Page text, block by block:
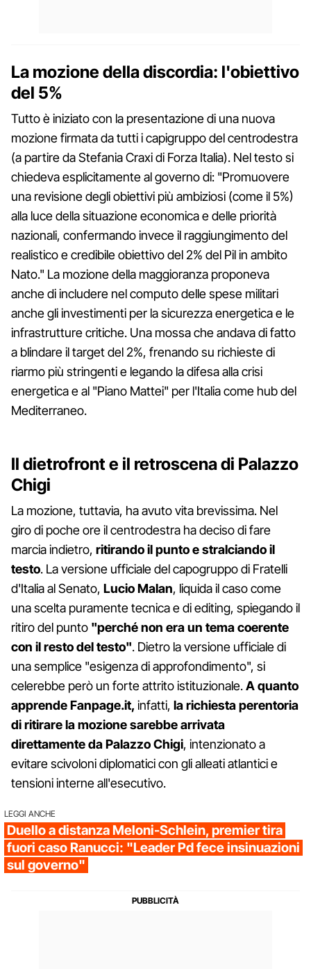
La mozione della discordia: l'obiettivo
del 5%
Tutto è iniziato con la presentazione di una nuova
mozione firmata da tutti i capigruppo del centrodestra
(a partire da Stefania Craxi di Forza Italia). Nel testo si
chiedeva esplicitamente al governo di: "Promuovere
una revisione degli obiettivi più ambiziosi (come il 5%)
alla luce della situazione economica e delle priorità
nazionali, confermando invece il raggiungimento del
realistico e credibile obiettivo del 2% del Pil in ambito
Nato." La mozione della maggioranza proponeva
anche di includere nel computo delle spese militari
anche gli investimenti per la sicurezza energetica e le
infrastrutture critiche. Una mossa che andava di fatto
a blindare il target del 2%, frenando su richieste di
riarmo più stringenti e legando la difesa alla crisi
energetica e al "Piano Mattei" per l'Italia come hub del
Mediterraneo.
Il dietrofront e il retroscena di Palazzo
Chigi
La mozione, tuttavia, ha avuto vita brevissima. Nel
giro di poche ore il centrodestra ha deciso di fare
marcia indietro, ritirando il punto e stralciando il
testo. La versione ufficiale del capogruppo di Fratelli
d'Italia al Senato, Lucio Malan, liquida il caso come
una scelta puramente tecnica e di editing, spiegando il
ritiro del punto "perché non era un tema coerente
con il resto del testo". Dietro la versione ufficiale di
una semplice "esigenza di approfondimento", si
celerebbe però un forte attrito istituzionale.A quanto
apprende Fanpage.it, infatti, la richiesta perentoria
di ritirare la mozione sarebbe arrivata
direttamente da Palazzo Chigi, intenzionato a
evitare scivoloni diplomatici con gli alleati atlantici e
tensioni interne all'esecutivo.
LEGGI ANCHE
Duello a distanza Meloni-Schlein, premier tira
fuori caso Ranucci: "Leader Pd fece insinuazioni
sul governo"